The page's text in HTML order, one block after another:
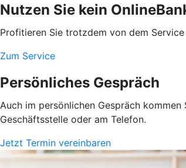
Nutzen Sie kein
Profitieren Sie trotzdem von dem
Zum Service
Persönliches Gespräch
Auch im persönlichen Gespräch
Geschäftsstelle oder am Telefon.
Jetzt Termin vereinbaren